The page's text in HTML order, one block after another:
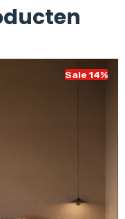
Sale 14%